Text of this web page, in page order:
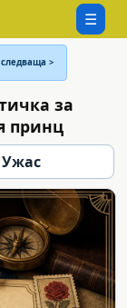
☰
следваща >
за
принц
Ужас